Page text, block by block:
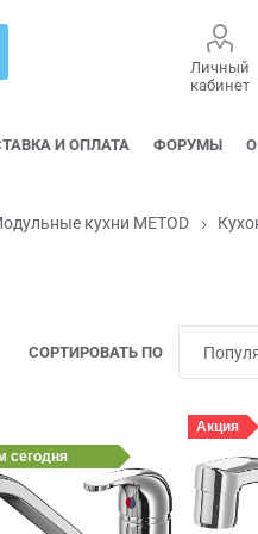
Личный
кабинет
И ОПЛАТА ФОРУМЫ
кухни METOD
СОРТИРОВАТЬ ПО
сегодня
Акция